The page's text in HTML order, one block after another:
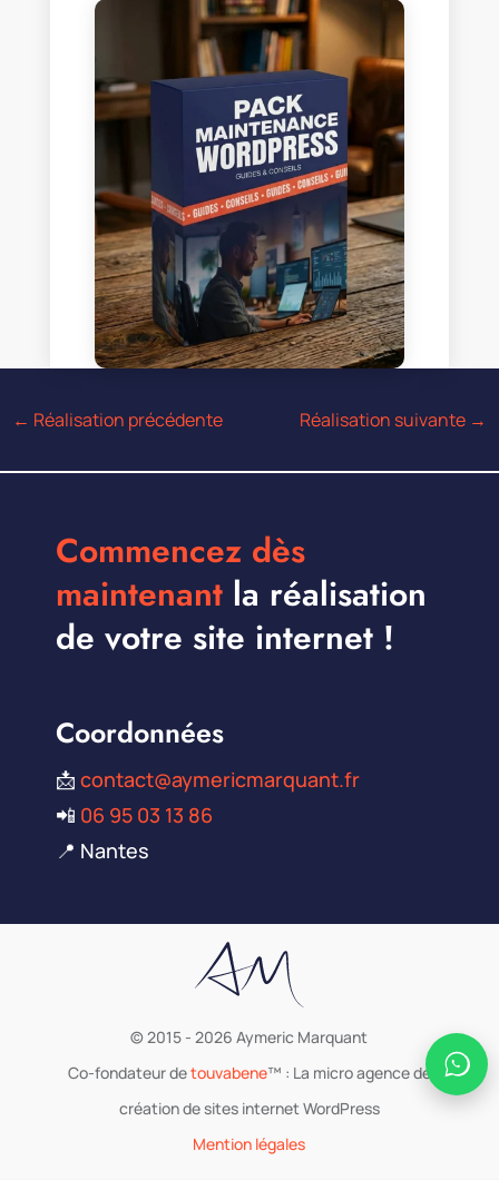
← Réalisation précédente Réalisation suivante→
Commencez dès
maintenant la réalisation
de votre site internet !
Coordonnées
📩 contact@aymericmarquant.fr
📲 06 95 03 13 86
📍 Nantes
© 2015 - 2026 Aymeric Marquant
Co-fondateur detouvabene™ : La micro agence de
création de sites internet WordPress
Mention légales